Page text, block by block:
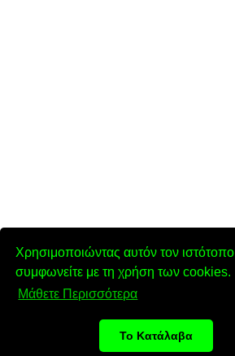
Χρησιμοποιώντας αυτόν τον ιστότοπο
συμφωνείτε με τη χρήση των cookies.
Μάθετε Περισσότερα
Το Κατάλαβα